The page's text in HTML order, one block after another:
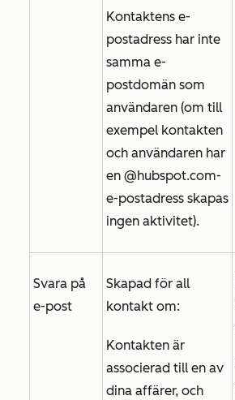
Kontaktens e-
postadress har inte
samma e-
postdomän som
användaren (om till
exempel kontakten
och användaren har
en @hubspot.com-
e-postadress skapas
ingen aktivitet).
Svara på
e-post
Skapad för all
kontakt om:
Kontakten är
associerad till en av
dina affärer, och